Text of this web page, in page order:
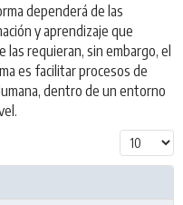
dependerá de las
y aprendizaje que
las requieran, sin embargo, el
es facilitar procesos de
dentro de un entorno
Cantidad